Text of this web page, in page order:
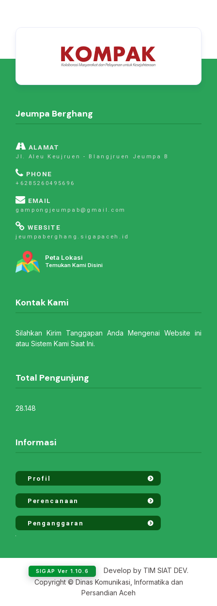
Jeumpa Berghang
ALAMAT
Jl. Aleu Keujruen - Blangjruen Jeumpa B
PHONE
+6285260495696
EMAIL
gampongjeumpab@gmail.com
WEBSITE
jeumpaberghang.sigapaceh.id
Peta Lokasi
Temukan Kami Disini
Kontak Kami
Silahkan Kirim Tanggapan Anda Mengenai Website ini
atau Sistem Kami Saat Ini.
Total Pengunjung
28.148
Informasi
Profil
Perencanaan
Penganggaran
SIGAP Ver 1.10.6
Develop by TIM SIAT DEV.
Copyright © Dinas Komunikasi, Informatika dan
Persandian Aceh